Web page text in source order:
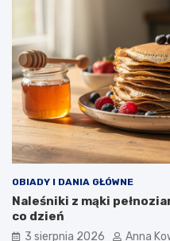
OBIADY I DANIA GŁÓWNE
Naleśniki z mąki
co dzień
3 sierpnia 2026 Anna